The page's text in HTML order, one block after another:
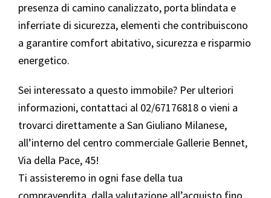
presenza di camino canalizzato, porta blindata e
inferriate di sicurezza, elementi che contribuiscono
a garantire comfort abitativo, sicurezza e risparmio
energetico.
Sei interessato a questo immobile? Per ulteriori
informazioni, contattaci al 02/67176818 o vieni a
trovarci direttamente a San Giuliano Milanese,
all’interno del centro commerciale Gallerie Bennet,
Via della Pace, 45!
Ti assisteremo in ogni fase della tua